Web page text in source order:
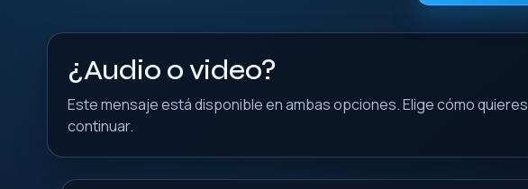
¿Audio o video?
Este mensaje está disponible en ambas opciones. Elige cómo quieres
continuar.